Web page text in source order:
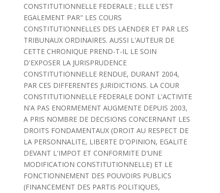
CONSTITUTIONNELLE FEDERALE ; ELLE L'EST
EGALEMENT PAR" LES COURS
CONSTITUTIONNELLES DES LAENDER ET PAR LES
TRIBUNAUX ORDINAIRES. AUSSI L'AUTEUR DE
CETTE CHRONIQUE PREND-T-IL LE SOIN
D'EXPOSER LA JURISPRUDENCE
CONSTITUTIONNELLE RENDUE, DURANT 2004,
PAR CES DIFFERENTES JURIDICTIONS. LA COUR
CONSTITUTIONNELLE FEDERALE DONT L'ACTIVITE
N'A PAS ENORMEMENT AUGMENTE DEPUIS 2003,
A PRIS NOMBRE DE DECISIONS CONCERNANT LES
DROITS FONDAMENTAUX (DROIT AU RESPECT DE
LA PERSONNALITE, LIBERTE D'OPINION, EGALITE
DEVANT L'IMPOT ET CONFORMITE D'UNE
MODIFICATION CONSTITUTIONNELLE) ET LE
FONCTIONNEMENT DES POUVOIRS PUBLICS
(FINANCEMENT DES PARTIS POLITIQUES,